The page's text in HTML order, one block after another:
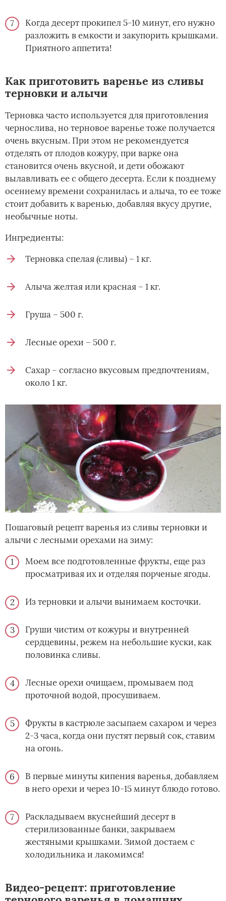
Когда десерт прокипел 5-10 минут, его нужно
разложить в емкости и закупорить крышками.
Приятного аппетита!
Как приготовить варенье из сливы
терновки и алычи
Терновка часто используется для приготовления
чернослива, но терновое варенье тоже получается
очень вкусным. При этом не рекомендуется
отделять от плодов кожуру, при варке она
становится очень вкусной, и дети обожают
вылавливать ее с общего десерта. Если к позднему
осеннему времени сохранилась и алыча, то ее тоже
стоит добавить к варенью, добавляя вкусу другие,
необычные ноты.
Ингредиенты:
Терновка спелая (сливы) – 1 кг.
Алыча желтая или красная – 1 кг.
Груша – 500 г.
Лесные орехи – 500 г.
Сахар – согласно вкусовым предпочтениям,
около 1 кг.
Пошаговый рецепт варенья из сливы терновки и
алычи с лесными орехами на зиму:
Моем все подготовленные фрукты, еще раз
просматривая их и отделяя порченые ягоды.
Из терновки и алычи вынимаем косточки.
Груши чистим от кожуры и внутренней
сердцевины, режем на небольшие куски, как
половинка сливы.
Лесные орехи очищаем, промываем под
проточной водой, просушиваем.
Фрукты в кастрюле засыпаем сахаром и через
2-3 часа, когда они пустят первый сок, ставим
на огонь.
В первые минуты кипения варенья, добавляем
в него орехи и через 10-15 минут блюдо готово.
Раскладываем вкуснейший десерт в
стерилизованные банки, закрываем
жестяными крышками. Зимой достаем с
холодильника и лакомимся!
Видео-рецепт: приготовление